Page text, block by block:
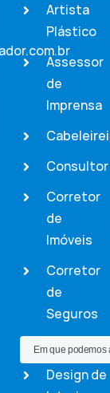
Artista
Plástico
Assessor
de
Imprensa
Consultor
Corretor
de
Imóveis
Corretor
de
Seguros
Dentista
Design de
Em que podemos